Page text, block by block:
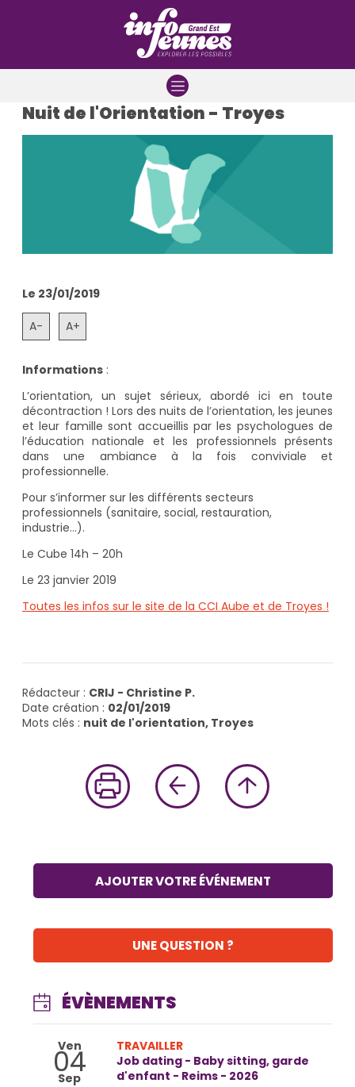
Nuit de l'Orientation - Troyes
Le 23/01/2019
A- A+
Informations :
L’orientation, un sujet sérieux, abordé ici en toute
décontraction ! Lors des nuits de l’orientation, les jeunes
et leur famille sont accueillis par les psychologues de
l’éducation nationale et les professionnels présents
dans une ambiance à la fois conviviale et
professionnelle.
Pour s’informer sur les différents secteurs
professionnels (sanitaire, social, restauration,
industrie…).
Le Cube 14h – 20h
Le 23 janvier 2019
Toutes les infos sur le site de la CCI Aube et de Troyes !
Rédacteur : CRIJ - Christine P.
Date création : 02/01/2019
Mots clés : nuit de l'orientation, Troyes
AJOUTER VOTRE ÉVÉNEMENT
UNE QUESTION ?
ÉVÈNEMENTS
Ven
04
Sep
TRAVAILLER
Job dating - Baby sitting, garde
d'enfant - Reims - 2026